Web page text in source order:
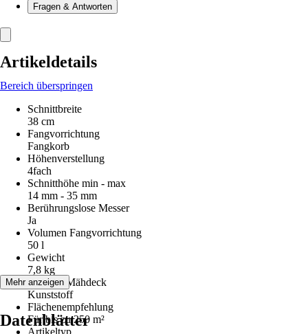
Fragen & Antworten
Artikeldetails
Bereich überspringen
Schnittbreite
38 cm
Fangvorrichtung
Fangkorb
Höhenverstellung
4fach
Schnitthöhe min - max
14 mm - 35 mm
Berührungslose Messer
Ja
Volumen Fangvorrichtung
50 l
Gewicht
7,8 kg
Material Mähdeck
Kunststoff
Flächenempfehlung
Für bis zu 250 m²
Artikeltyp
Mehr anzeigen
Datenblätter